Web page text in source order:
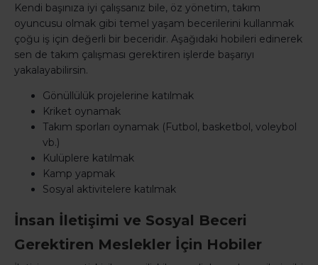
Kendi başınıza iyi çalışsanız bile, öz yönetim, takım
oyuncusu olmak gibi temel yaşam becerilerini kullanmak
çoğu iş için değerli bir beceridir. Aşağıdaki hobileri edinerek
sen de takım çalışması gerektiren işlerde başarıyı
yakalayabilirsin.
Gönüllülük projelerine katılmak
Kriket oynamak
Takım sporları oynamak (Futbol, basketbol, voleybol
vb.)
Kulüplere katılmak
Kamp yapmak
Sosyal aktivitelere katılmak
İnsan İletişimi ve Sosyal Beceri
Gerektiren Meslekler İçin Hobiler